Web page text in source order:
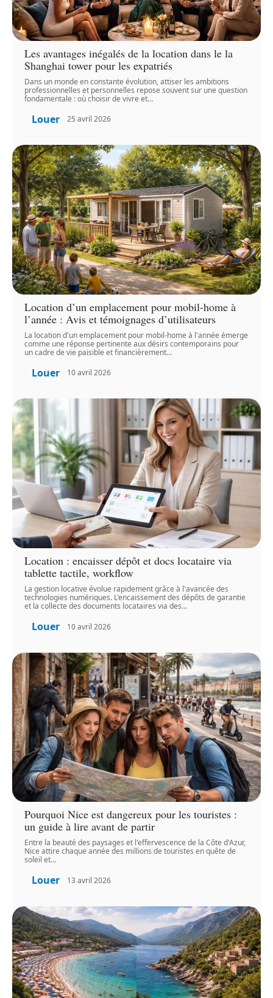
Les avantages inégalés de la location dans le la
Shanghai tower pour les expatriés
Dans un monde en constante évolution, attiser les ambitions
professionnelles et personnelles repose souvent sur une question
fondamentale : où choisir de vivre et…
Louer 25 avril 2026
Location d’un emplacement pour mobil-home à
l’année : Avis et témoignages d’utilisateurs
La location d'un emplacement pour mobil-home à l'année émerge
comme une réponse pertinente aux désirs contemporains pour
un cadre de vie paisible et financièrement…
Louer 10 avril 2026
Location : encaisser dépôt et docs locataire via
tablette tactile, workflow
La gestion locative évolue rapidement grâce à l'avancée des
technologies numériques. L'encaissement des dépôts de garantie
et la collecte des documents locataires via des…
Louer 10 avril 2026
Pourquoi Nice est dangereux pour les touristes :
un guide à lire avant de partir
Entre la beauté des paysages et l'effervescence de la Côte d'Azur,
Nice attire chaque année des millions de touristes en quête de
soleil et…
Louer 13 avril 2026